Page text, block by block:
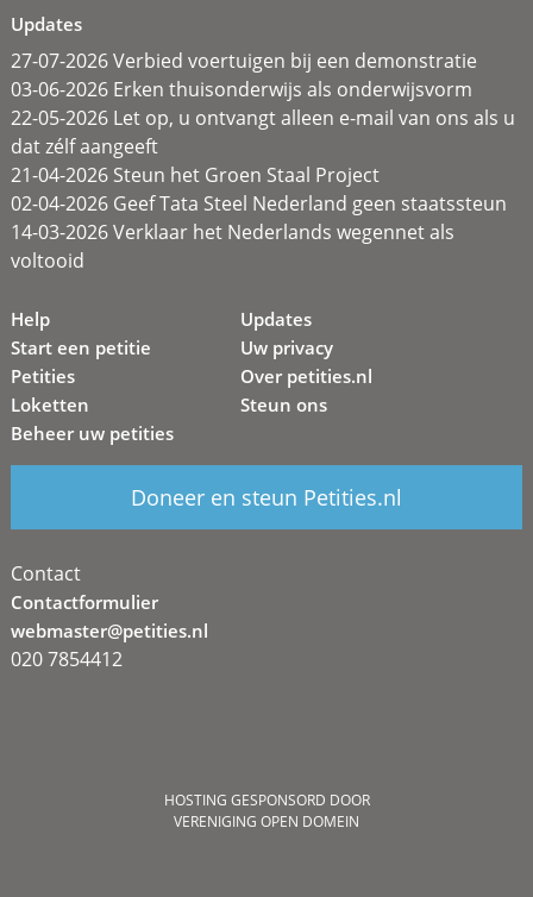
Updates
27-07-2026 Verbied voertuigen bij een demonstratie
03-06-2026 Erken thuisonderwijs als onderwijsvorm
22-05-2026 Let op, u ontvangt alleen e-mail van ons als u
dat zélf aangeeft
21-04-2026 Steun het Groen Staal Project
02-04-2026 Geef Tata Steel Nederland geen staatssteun
14-03-2026 Verklaar het Nederlands wegennet als
voltooid
Help
Start een petitie
Petities
Loketten
Beheer uw petities
Updates
Uw privacy
Over petities.nl
Steun ons
Doneer en steun Petities.nl
Contact
Contactformulier
webmaster@petities.nl
020 7854412
HOSTING GESPONSORD DOOR
VERENIGING OPEN DOMEIN